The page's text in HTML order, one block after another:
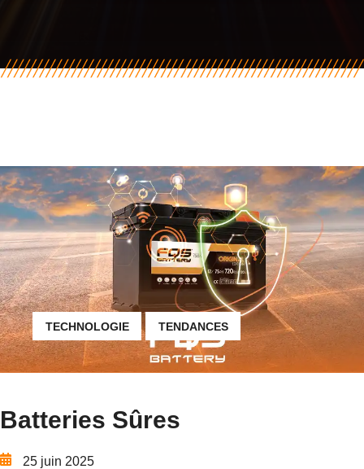
TECHNOLOGIE TENDANCES
Batteries Sûres
25 juin 2025